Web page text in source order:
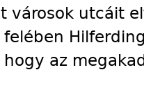
városok utcáit
az